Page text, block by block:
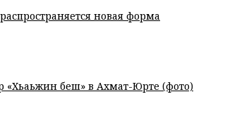
новая форма
«Хьаьжин беш» в Ахмат-Юрте (фото)